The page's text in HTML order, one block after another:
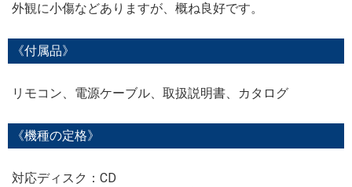
外観に小傷などありますが、概ね良好です。
《付属品》
リモコン、電源ケーブル、取扱説明書、カタログ
《機種の定格》
対応ディスク：CD